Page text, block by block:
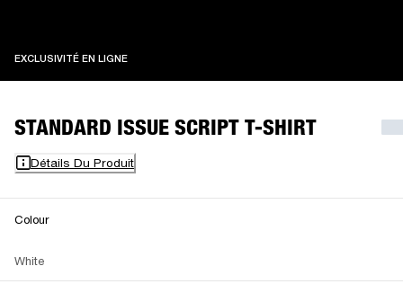
EXCLUSIVITÉ EN LIGNEEXCLUSIVITÉ EN LIGNE
STANDARD ISSUE SCRIPT T-SHIRT
Détails Du Produit
Colour
White